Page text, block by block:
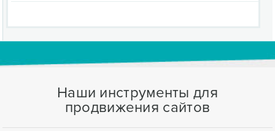
Наши инструменты для
продвижения сайтов